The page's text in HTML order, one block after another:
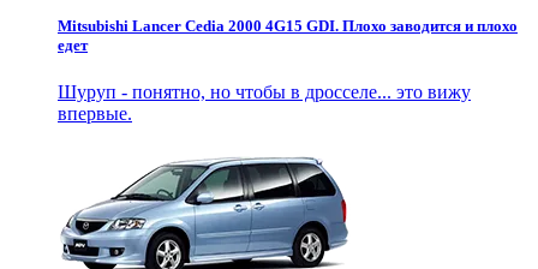
Mitsubishi Lancer Cedia 2000 4G15 GDI. Плохо заводится и плохо
едет
Шуруп - понятно, но чтобы в дросселе... это вижу
впервые.